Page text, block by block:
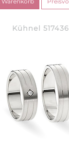
Kühnel 517436